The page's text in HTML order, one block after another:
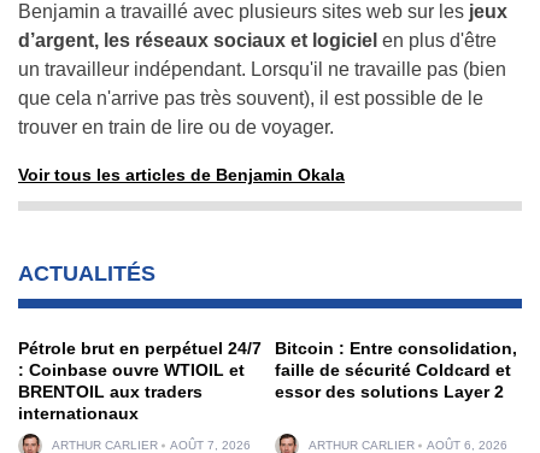
Benjamin a travaillé avec plusieurs sites web sur les jeux
d’argent, les réseaux sociaux et logiciel en plus d'être
un travailleur indépendant. Lorsqu'il ne travaille pas (bien
que cela n'arrive pas très souvent), il est possible de le
trouver en train de lire ou de voyager.
Voir tous les articles de Benjamin Okala
ACTUALITÉS
Pétrole brut en perpétuel 24/7
: Coinbase ouvre WTIOIL et
BRENTOIL aux traders
internationaux
ARTHUR CARLIER AOÛT 7, 2026
Bitcoin : Entre consolidation,
faille de sécurité Coldcard et
essor des solutions Layer 2
ARTHUR CARLIER AOÛT 6, 2026